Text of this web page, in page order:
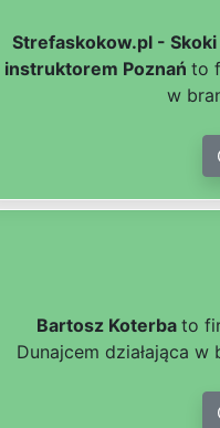
Strefaskokow.pl -
instruktorem Poznań to
w
Bartosz Koterba to
Dunajcem działająca